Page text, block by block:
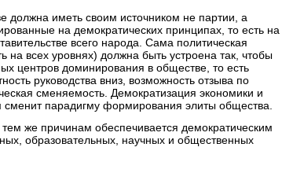
должна иметь своим источником не партии, а
на демократических принципах, то есть на
всего народа. Сама политическая
на всех уровнях) должна быть устроена так, чтобы
центров доминирования в обществе, то есть
руководства вниз, возможность отзыва по
сменяемость. Демократизация экономики и
парадигму формирования элиты общества.
же причинам обеспечивается демократическим
образовательных, научных и общественных